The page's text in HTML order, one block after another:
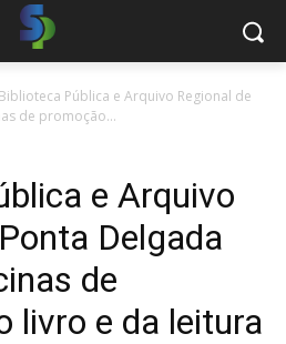
Biblioteca Pública e Arquivo Regional de
de promoção...
e Arquivo
Delgada
de
livro e da leitura